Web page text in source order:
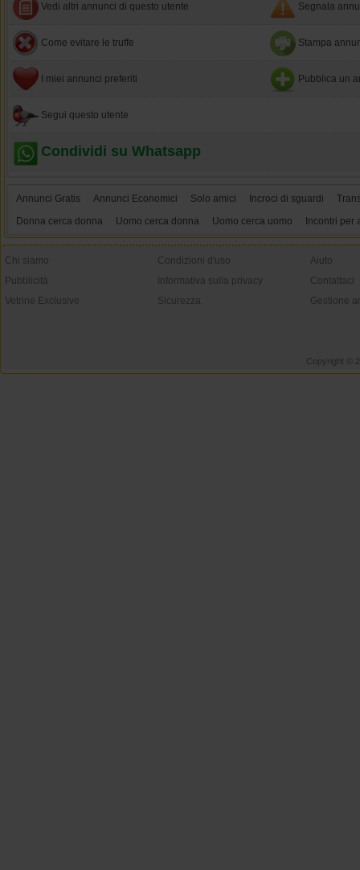
Vedi altri annunci di questo utente Segnala
Come evitare le truffe Stampa
I miei annunci preferiti Pubblica un
Segui questo utente
Condividi su Whatsapp
Annunci Gratis Annunci Economici Solo amici Incroci di sguardi
Donna cerca donna
Uomo cerca donna Uomo cerca uomo Incontri per
Chi siamo
Pubblicità
Vetrine Exclusive
Condizioni d'uso
Informativa sulla privacy
Sicurezza
Aiuto
Contattaci
Gestione
Copyright ©